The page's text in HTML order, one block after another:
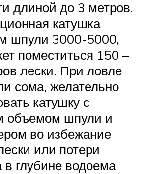
длиной до 3 метров.
катушка
шпули 3000-5000,
поместиться 150 –
лески. При ловле
сома, желательно
катушку с
объемом шпули и
во избежание
или потери
глубине водоема.